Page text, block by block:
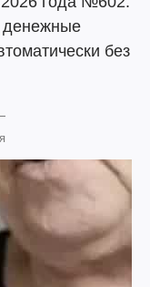
денежные
без